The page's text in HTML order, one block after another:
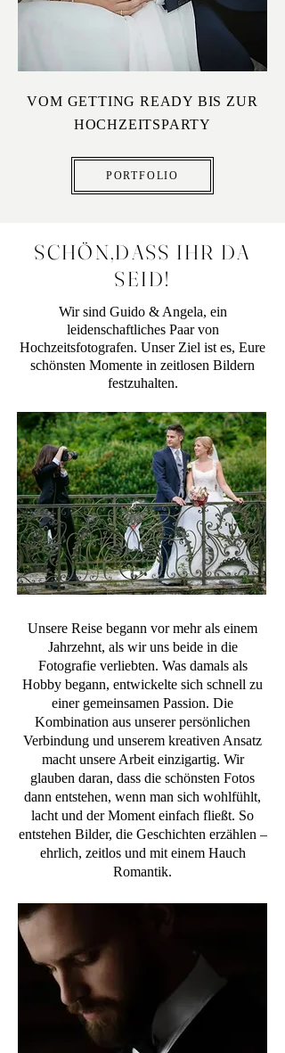
VOM GETTING READY BIS ZUR
HOCHZEITSPARTY
PORTFOLIO
SCHÖN,DASS IHR DA
SEID!
Wir sind Guido & Angela, ein
leidenschaftliches Paar von
Hochzeitsfotografen. Unser Ziel ist es, Eure
schönsten Momente in zeitlosen Bildern
festzuhalten.
Unsere Reise begann vor mehr als einem
Jahrzehnt, als wir uns beide in die
Fotografie verliebten. Was damals als
Hobby begann, entwickelte sich schnell zu
einer gemeinsamen Passion. Die
Kombination aus unserer persönlichen
Verbindung und unserem kreativen Ansatz
macht unsere Arbeit einzigartig. Wir
glauben daran, dass die schönsten Fotos
dann entstehen, wenn man sich wohlfühlt,
lacht und der Moment einfach fließt. So
entstehen Bilder, die Geschichten erzählen –
ehrlich, zeitlos und mit einem Hauch
Romantik.